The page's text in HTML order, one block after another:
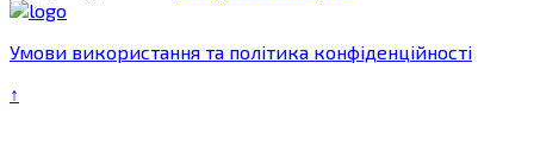
Умови використання та політика конфіденційності
↑